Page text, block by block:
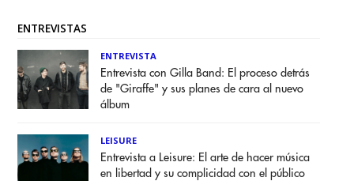
ENTREVISTAS
ENTREVISTA
Entrevista con Gilla Band: El proceso detrás
de "Giraffe" y sus planes de cara al nuevo
álbum
LEISURE
Entrevista a Leisure: El arte de hacer música
en libertad y su complicidad con el público